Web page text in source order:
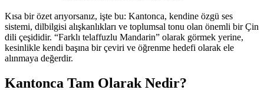
Kısa bir özet arıyorsanız, işte bu: Kantonca, kendine özgü ses
sistemi, dilbilgisi alışkanlıkları ve toplumsal tonu olan önemli bir Çin
dili çeşididir. “Farklı telaffuzlu Mandarin” olarak görmek yerine,
kesinlikle kendi başına bir çeviri ve öğrenme hedefi olarak ele
alınmaya değerdir.
Kantonca Tam Olarak Nedir?